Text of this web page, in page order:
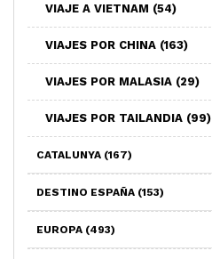
VIAJE A VIETNAM (54)
VIAJES POR CHINA (163)
VIAJES POR MALASIA (29)
VIAJES POR TAILANDIA (99)
CATALUNYA (167)
DESTINO ESPAÑA (153)
EUROPA (493)